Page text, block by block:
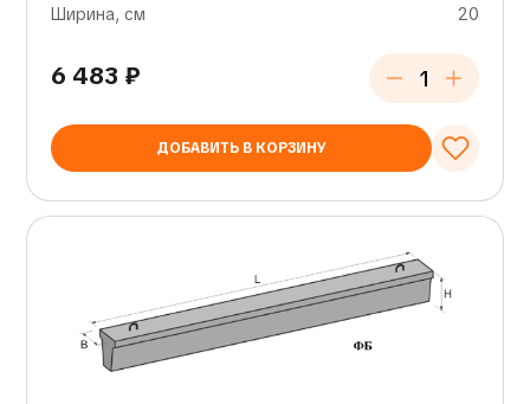
Ширина, см
20
6 483 ₽
ДОБАВИТЬ В КОРЗИНУ